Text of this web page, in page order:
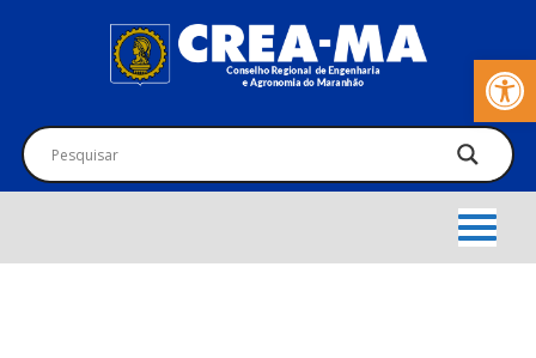
Barra de